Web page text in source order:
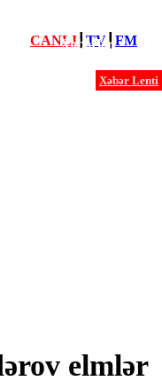
Xəbərlər
Xəbər Lenti
CANLI┃ TV┃ FM
elmlər